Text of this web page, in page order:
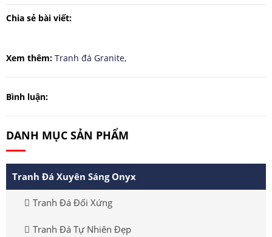
Chia sẻ bài viết:
Xem thêm: Tranh đá Granite,
Bình luận:
DANH MỤC SẢN PHẨM
Tranh Đá Xuyên Sáng Onyx
Tranh Đá Đối Xứng
Tranh Đá Tự Nhiên Đẹp